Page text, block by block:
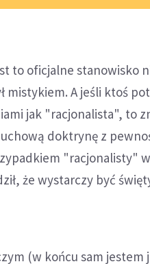
to oficjalne stanowisko
mistykiem. A jeśli ktoś
jak "racjonalista", to
doktrynę z
"racjonalisty"
że wystarczy być
(w końcu sam jestem